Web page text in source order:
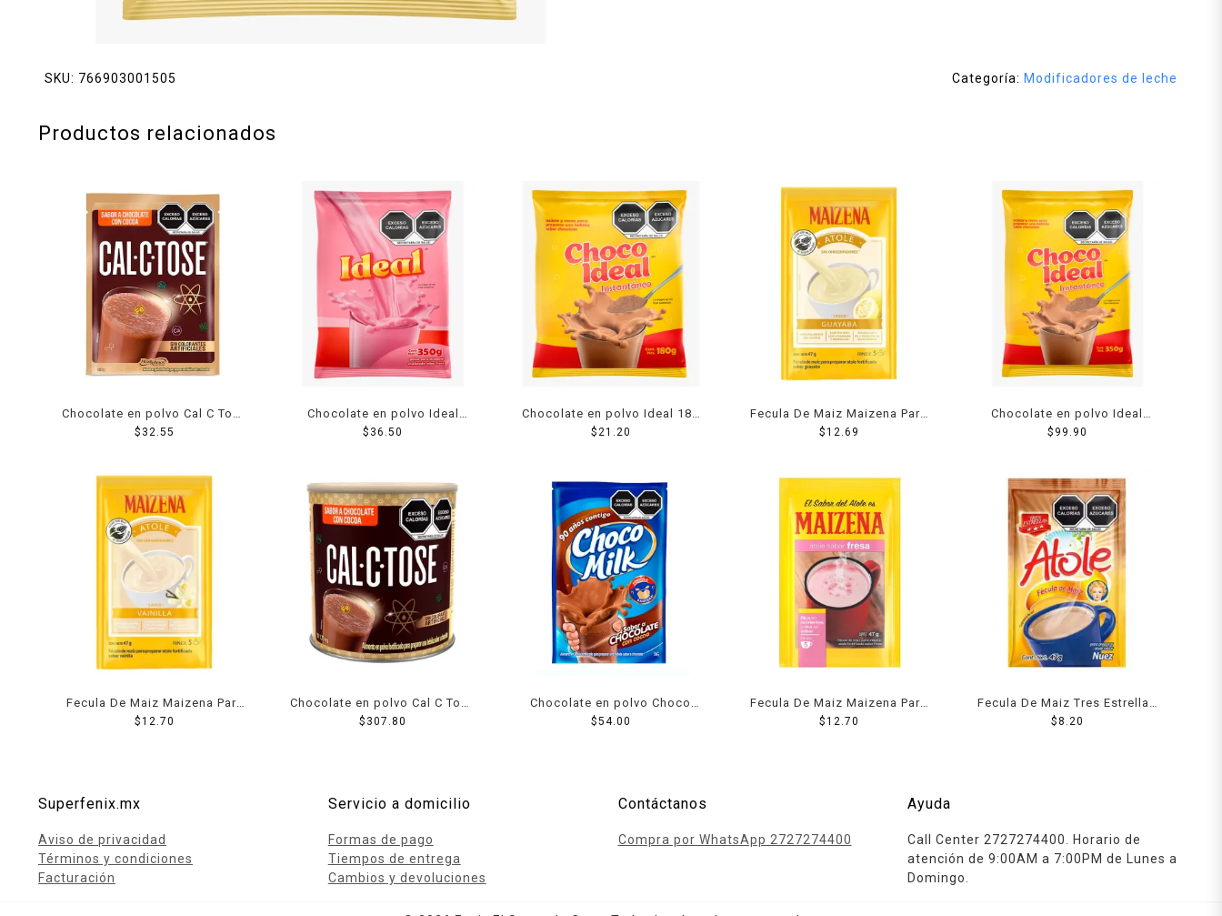
SKU: 766903001505 Categoría: Modificadores de leche
Productos relacionados
Chocolate en polvo Cal C Tose
en bolsa 160 g
$ 32.55
Chocolate en polvo Ideal
sabor fresa 350 g
$ 36.50
Chocolate en polvo Ideal 180
g
$21.20
Fecula De Maiz Maizena Para
Atole Sabor Guayaba 50 Grs
$12.69
Chocolate en polvo Ideal
sabor canela 1 kg
$ 99.90
Fecula De Maiz Maizena Para
Atole Sabor Vainilla 50 Grs
$12.70
Chocolate en polvo Cal C Tose
fortificado 1.75 kg
$ 307.80
Chocolate en polvo Choco
Milk 350 g
$54.00
Fecula De Maiz Maizena Para
Atole Sabor Fresa 47 g
$12.70
Fecula De Maiz Tres Estrellas
Para Atole Sabor Nuez 47 Grs
$ 8.20
Superfenix.mx
Aviso de privacidad
Términos y condiciones
Facturación
Servicio a domicilio
Formas de pago
Tiempos de entrega
Cambios y devoluciones
Contáctanos
Compra por WhatsApp 2727274400
Ayuda
Call Center 2727274400. Horario de
atención de 9:00AM a 7:00PM de Lunes a
Domingo.